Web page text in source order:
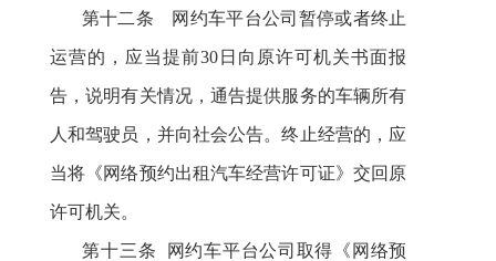
第十二条 网约车平台公司暂停或者终止
运营的，应当提前30日向原许可机关书面报
告，说明有关情况，通告提供服务的车辆所有
人和驾驶员，并向社会公告。终止经营的，应
当将《网络预约出租汽车经营许可证》交回原
许可机关。
第十三条 网约车平台公司取得《网络预